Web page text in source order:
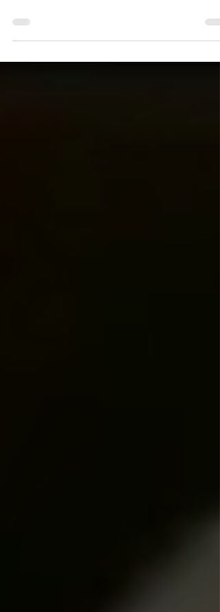
chanteur de rock britannique qui a
débuté sa carrière en 1960. Dans les
années 60, il va...